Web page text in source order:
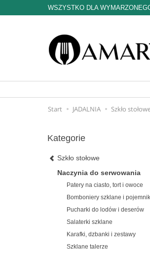
WSZYSTKO DLA
Start JADALNIA Szkło
Kategorie
Szkło stołowe
Naczynia do serwowania
Patery na ciasto, tort i owoce
Bomboniery szklane i
Pucharki do lodów i deserów
Salaterki szklane
Karafki, dzbanki i zestawy
Szklane talerze